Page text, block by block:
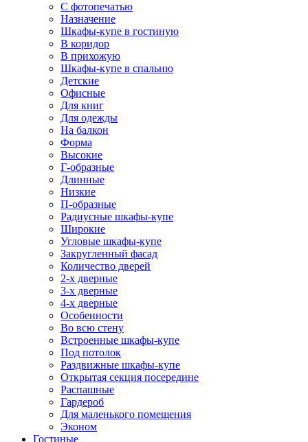
С фотопечатью
Назначение
Шкафы-купе в гостиную
В коридор
В прихожую
Шкафы-купе в спальню
Детские
Офисные
Для книг
Для одежды
На балкон
Форма
Высокие
Г-образные
Длинные
Низкие
П-образные
Радиусные шкафы-купе
Широкие
Угловые шкафы-купе
Закругленный фасад
Количество дверей
2-х дверные
3-х дверные
4-х дверные
Особенности
Во всю стену
Встроенные шкафы-купе
Под потолок
Раздвижные шкафы-купе
Открытая секция посередине
Распашные
Гардероб
Для маленького помещения
Эконом
Гостиные